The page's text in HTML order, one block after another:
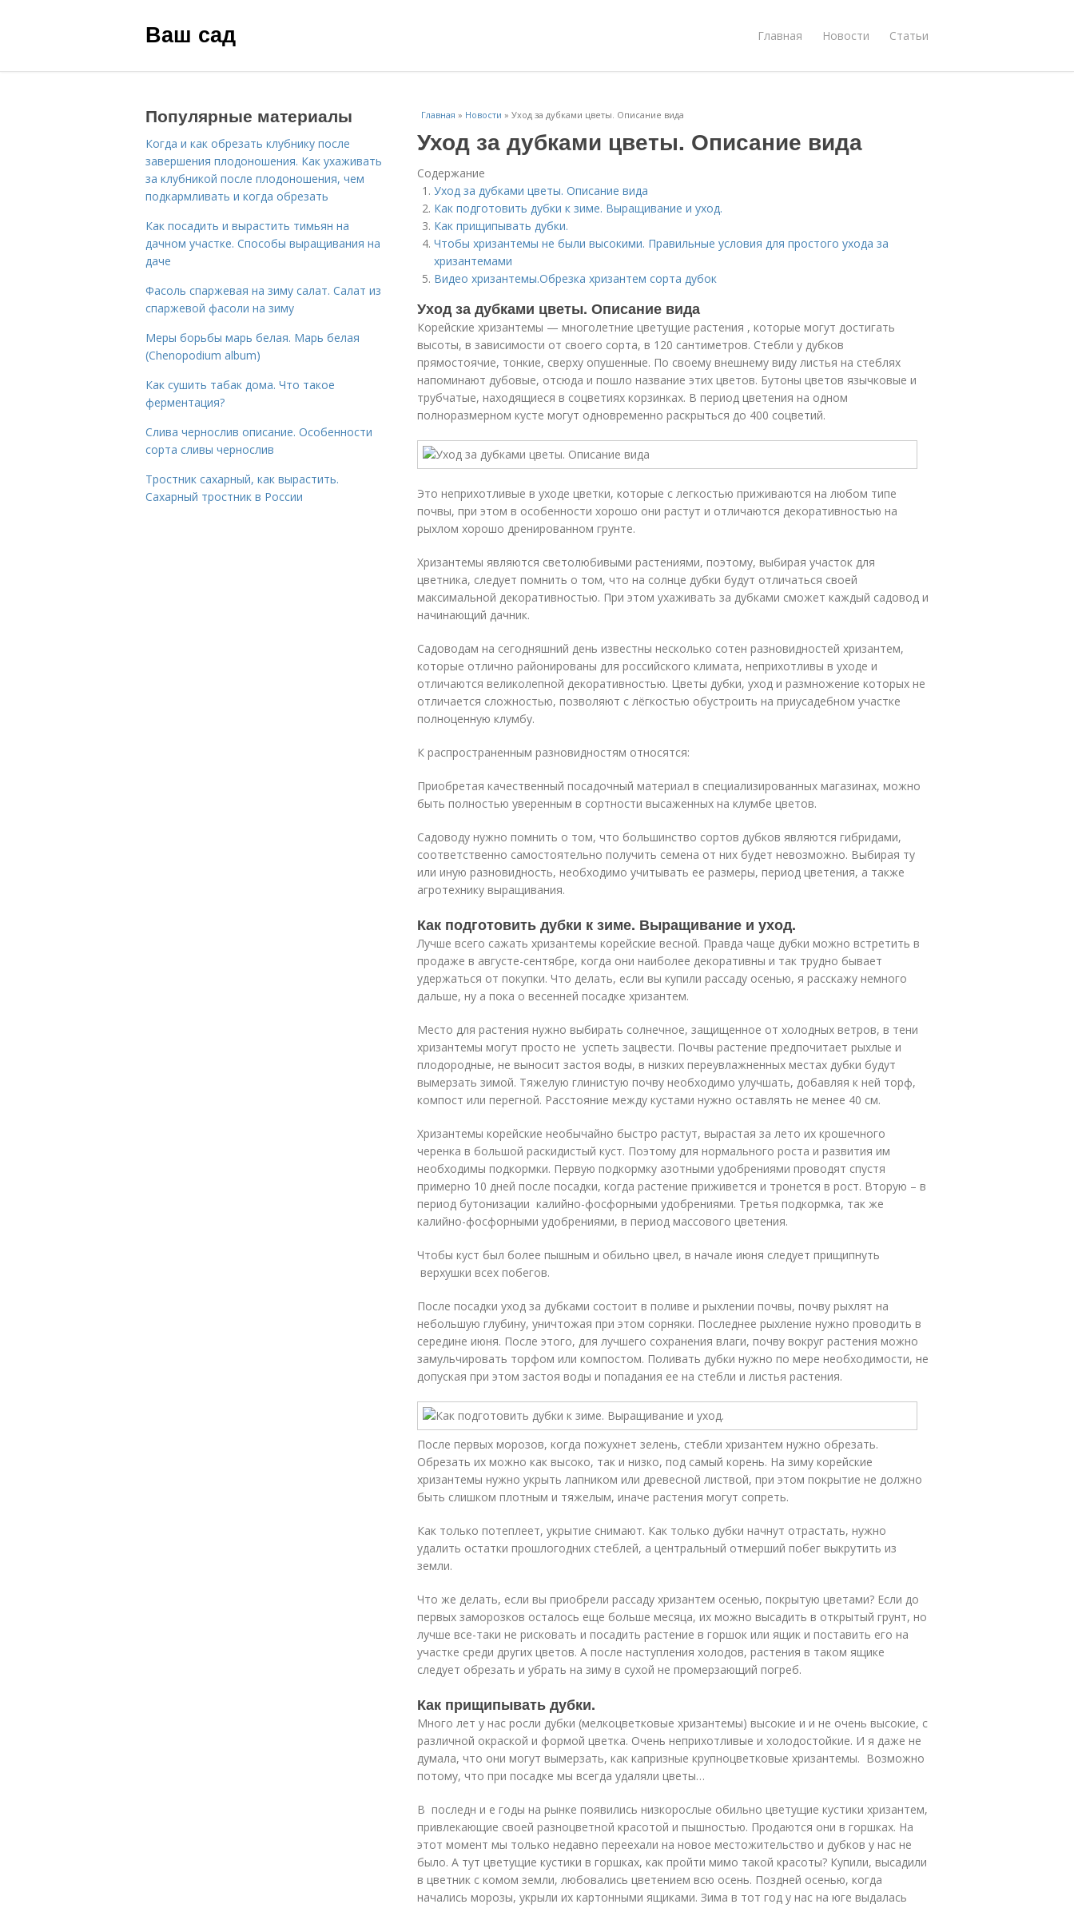
Ваш сад Главная Новости Статьи
Главная » Новости » Уход за дубками цветы. Описание вида
Уход за дубками цветы. Описание вида
Содержание
Уход за дубками цветы. Описание вида
Как подготовить дубки к зиме. Выращивание и уход.
Как прищипывать дубки.
Чтобы хризантемы не были высокими. Правильные условия для простого ухода за
хризантемами
Видео хризантемы.Обрезка хризантем сорта дубок
Уход за дубками цветы. Описание вида
Корейские хризантемы — многолетние цветущие растения , которые могут достигать
высоты, в зависимости от своего сорта, в 120 сантиметров. Стебли у дубков
прямостоячие, тонкие, сверху опушенные. По своему внешнему виду листья на стеблях
напоминают дубовые, отсюда и пошло название этих цветов. Бутоны цветов язычковые и
трубчатые, находящиеся в соцветиях корзинках. В период цветения на одном
полноразмерном кусте могут одновременно раскрыться до 400 соцветий.
Это неприхотливые в уходе цветки, которые с легкостью приживаются на любом типе
почвы, при этом в особенности хорошо они растут и отличаются декоративностью на
рыхлом хорошо дренированном грунте.
Хризантемы являются светолюбивыми растениями, поэтому, выбирая участок для
цветника, следует помнить о том, что на солнце дубки будут отличаться своей
максимальной декоративностью. При этом ухаживать за дубками сможет каждый садовод и
начинающий дачник.
Садоводам на сегодняшний день известны несколько сотен разновидностей хризантем,
которые отлично районированы для российского климата, неприхотливы в уходе и
отличаются великолепной декоративностью. Цветы дубки, уход и размножение которых не
отличается сложностью, позволяют с лёгкостью обустроить на приусадебном участке
полноценную клумбу.
К распространенным разновидностям относятся:
Приобретая качественный посадочный материал в специализированных магазинах, можно
быть полностью уверенным в сортности высаженных на клумбе цветов.
Садоводу нужно помнить о том, что большинство сортов дубков являются гибридами,
соответственно самостоятельно получить семена от них будет невозможно. Выбирая ту
или иную разновидность, необходимо учитывать ее размеры, период цветения, а также
агротехнику выращивания.
Как подготовить дубки к зиме. Выращивание и уход.
Лучше всего сажать хризантемы корейские весной. Правда чаще дубки можно встретить в
продаже в августе-сентябре, когда они наиболее декоративны и так трудно бывает
удержаться от покупки. Что делать, если вы купили рассаду осенью, я расскажу немного
дальше, ну а пока о весенней посадке хризантем.
Место для растения нужно выбирать солнечное, защищенное от холодных ветров, в тени
хризантемы могут просто не успеть зацвести. Почвы растение предпочитает рыхлые и
плодородные, не выносит застоя воды, в низких переувлажненных местах дубки будут
вымерзать зимой. Тяжелую глинистую почву необходимо улучшать, добавляя к ней торф,
компост или перегной. Расстояние между кустами нужно оставлять не менее 40 см.
Хризантемы корейские необычайно быстро растут, вырастая за лето их крошечного
черенка в большой раскидистый куст. Поэтому для нормального роста и развития им
необходимы подкормки. Первую подкормку азотными удобрениями проводят спустя
примерно 10 дней после посадки, когда растение приживется и тронется в рост. Вторую – в
период бутонизации калийно-фосфорными удобрениями. Третья подкормка, так же
калийно-фосфорными удобрениями, в период массового цветения.
Чтобы куст был более пышным и обильно цвел, в начале июня следует прищипнуть
верхушки всех побегов.
После посадки уход за дубками состоит в поливе и рыхлении почвы, почву рыхлят на
небольшую глубину, уничтожая при этом сорняки. Последнее рыхление нужно проводить в
середине июня. После этого, для лучшего сохранения влаги, почву вокруг растения можно
замульчировать торфом или компостом. Поливать дубки нужно по мере необходимости, не
допуская при этом застоя воды и попадания ее на стебли и листья растения.
После первых морозов, когда пожухнет зелень, стебли хризантем нужно обрезать.
Обрезать их можно как высоко, так и низко, под самый корень. На зиму корейские
хризантемы нужно укрыть лапником или древесной листвой, при этом покрытие не должно
быть слишком плотным и тяжелым, иначе растения могут сопреть.
Как только потеплеет, укрытие снимают. Как только дубки начнут отрастать, нужно
удалить остатки прошлогодних стеблей, а центральный отмерший побег выкрутить из
земли.
Что же делать, если вы приобрели рассаду хризантем осенью, покрытую цветами? Если до
первых заморозков осталось еще больше месяца, их можно высадить в открытый грунт, но
лучше все-таки не рисковать и посадить растение в горшок или ящик и поставить его на
участке среди других цветов. А после наступления холодов, растения в таком ящике
следует обрезать и убрать на зиму в сухой не промерзающий погреб.
Как прищипывать дубки.
Много лет у нас росли дубки (мелкоцветковые хризантемы) высокие и и не очень высокие, с
различной окраской и формой цветка. Очень неприхотливые и холодостойкие. И я даже не
думала, что они могут вымерзать, как капризные крупноцветковые хризантемы. Возможно
потому, что при посадке мы всегда удаляли цветы…
В последн и е годы на рынке появились низкорослые обильно цветущие кустики хризантем,
привлекающие своей разноцветной красотой и пышностью. Продаются они в горшках. На
этот момент мы только недавно переехали на новое местожительство и дубков у нас не
было. А тут цветущие кустики в горшках, как пройти мимо такой красоты? Купили, высадили
в цветник с комом земли, любовались цветением всю осень. Поздней осенью, когда
начались морозы, укрыли их картонными ящиками. Зима в тот год у нас на юге выдалась
Популярные материалы
Когда и как обрезать клубнику после
завершения плодоношения. Как ухаживать
за клубникой после плодоношения, чем
подкармливать и когда обрезать
Как посадить и вырастить тимьян на
дачном участке. Способы выращивания на
даче
Фасоль спаржевая на зиму салат. Салат из
спаржевой фасоли на зиму
Меры борьбы марь белая. Марь белая
(Chenopodium album)
Как сушить табак дома. Что такое
ферментация?
Слива чернослив описание. Особенности
сорта сливы чернослив
Тростник сахарный, как вырастить.
Сахарный тростник в России